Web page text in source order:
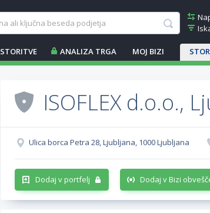
STORITVE ANALIZA TRGA MOJ BIZI
ISOFLEX d.o.o.,
Ulica borca Petra 28, Ljubljana, 1000 Ljubljana
Dodaj v portfelj Dodaj v Bizi